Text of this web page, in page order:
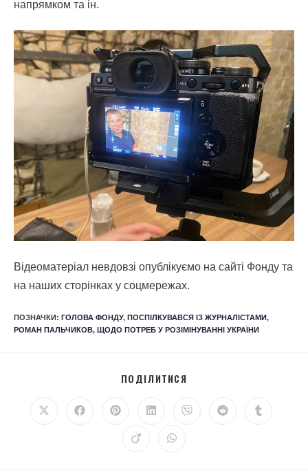
напрямком та ін.
Відеоматеріал невдовзі опублікуємо на сайті Фонду та
на наших сторінках у соцмережах.
ПОЗНАЧКИ : ГОЛОВА ФОНДУ, ПОСПІЛКУВАВСЯ ІЗ ЖУРНАЛІСТАМИ,
РОМАН ПАЛЬЧИКОВ, ЩОДО ПОТРЕБ У РОЗІМІНУВАННІ УКРАЇНИ
ПОДІЛИТИСЯ